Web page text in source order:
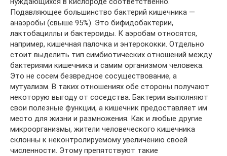
Подавляющее большинство бактерий кишечника —
анаэробы (свыше 95%). Это бифидобактерии,
лактобациллы и бактероиды. К аэробам относятся,
например, кишечная палочка и энтерококки. Отдельно
стоит выделить тип симбиотических отношений между
бактериями кишечника и самим организмом человека.
Это не сосем безвредное сосуществование, а
мутуализм. В таких отношениях обе стороны получают
некоторую выгоду от соседства. Бактерии выполняют
свои полезные функции, а кишечник предоставляет им
место для жизни и размножения. Как и любые другие
микроорганизмы, жители человеческого кишечника
склонны к неконтролируемому увеличению своей
численности. Этому препятствуют такие